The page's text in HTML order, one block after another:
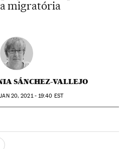
migratória
SÁNCHEZ-VALLEJO
20, 2021 - 19:40 EST
Sociales